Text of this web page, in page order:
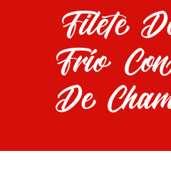
Filete
Frío
De